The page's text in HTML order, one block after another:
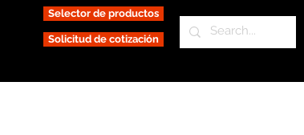
Selector de productos
Solicitud de cotización